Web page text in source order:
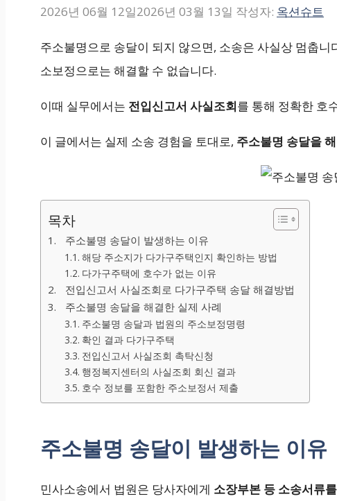
2026년 06월 12일2026년 03월 13일 작성자: 옥션슈트
주소불명으로 송달이 되지 않으면, 소송은 사실상 멈춥
소보정으로는 해결할 수 없습니다.
이때 실무에서는 전입신고서 사실조회를 통해 정확한 호
이 글에서는 실제 소송 경험을 토대로, 주소불명 송달을
목차
주소불명 송달이 발생하는 이유
해당 주소지가 다가구주택인지 확인하는 방법
다가구주택에 호수가 없는 이유
전입신고서 사실조회로 다가구주택 송달 해결방법
주소불명 송달을 해결한 실제 사례
주소불명 송달과 법원의 주소보정명령
확인 결과 다가구주택
전입신고서 사실조회 촉탁신청
행정복지센터의 사실조회 회신 결과
호수 정보를 포함한 주소보정서 제출
주소불명 송달이 발생하는 이유
민사소송에서 법원은 당사자에게 소장부본 등 소송서류